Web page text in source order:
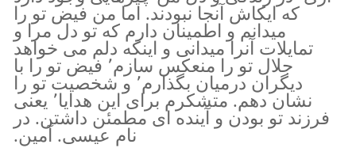
که ایکاش آنجا نبودند. اما من فیض تو را
میدانم و اطمینان دارم که تو دل مرا و
تمایلات آنرا میدانی و اینکه دلم می خواهد
جلال تو را منعکس سازم٬ فیض تو را با
دیگران درمیان بگذارم٬ و شخصیت تو را
نشان دهم. متشکرم برای این هدایا٬ یعنی
فرزند تو بودن و آینده ای مطمئن داشتن. در
نام عیسی. آمین.